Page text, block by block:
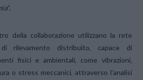
“.
della collaborazione utilizzano la rete
rilevamento distribuito, capace di
fisici e ambientali, come vibrazioni,
o stress meccanici, attraverso l’analisi